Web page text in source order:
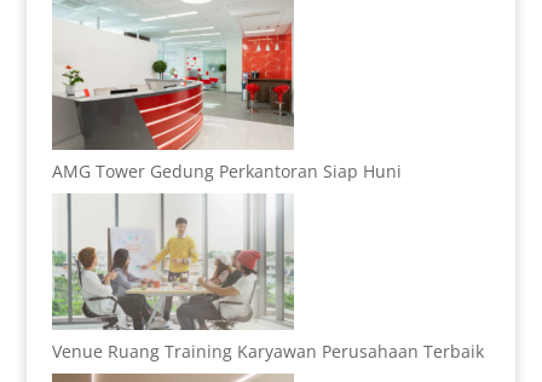
AMG Tower Gedung Perkantoran Siap Huni
Venue Ruang Training Karyawan Perusahaan Terbaik